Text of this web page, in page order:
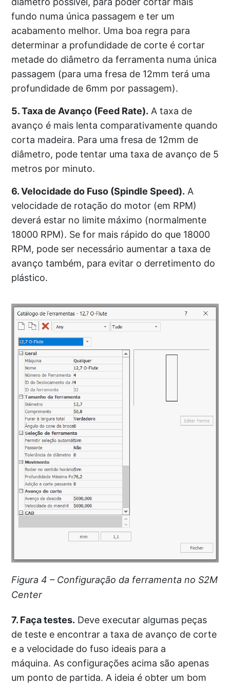
fundo numa única passagem e ter um
acabamento melhor. Uma boa regra para
determinar a profundidade de corte é cortar
metade do diâmetro da ferramenta numa única
passagem (para uma fresa de 12mm terá uma
profundidade de 6mm por passagem).
5. Taxa de Avanço (Feed Rate). A taxa de
avanço é mais lenta comparativamente quando
corta madeira. Para uma fresa de 12mm de
diâmetro, pode tentar uma taxa de avanço de 5
metros por minuto.
6. Velocidade do Fuso (Spindle Speed). A
velocidade de rotação do motor (em RPM)
deverá estar no limite máximo (normalmente
18000 RPM). Se for mais rápido do que 18000
RPM, pode ser necessário aumentar a taxa de
avanço também, para evitar o derretimento do
plástico.
Figura 4 – Configuração da ferramenta no S2M
Center
7. Faça testes. Deve executar algumas peças
de teste e encontrar a taxa de avanço de corte
e a velocidade do fuso ideais para a
máquina. As configurações acima são apenas
um ponto de partida. A ideia é obter um bom